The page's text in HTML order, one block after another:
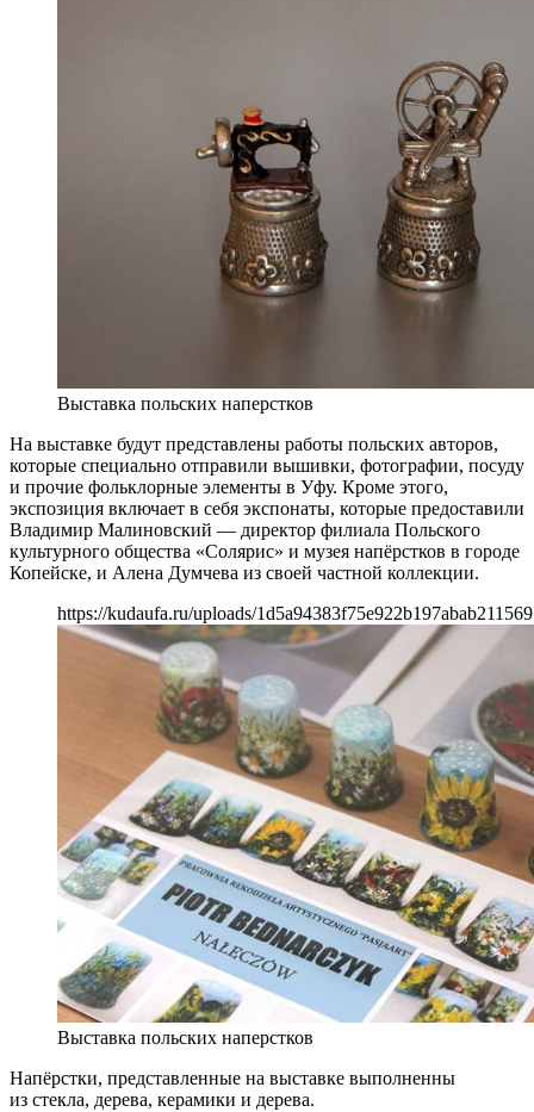
Выставка польских наперстков
На выставке будут представлены работы польских авторов,
которые специально отправили вышивки, фотографии, посуду
и прочие фольклорные элементы в Уфу. Кроме этого,
экспозиция включает в себя экспонаты, которые предоставили
Владимир Малиновский — директор филиала Польского
культурного общества «Солярис» и музея напёрстков в городе
Копейске, и Алена Думчева из своей частной коллекции.
https://kudaufa.ru/uploads/
Выставка польских наперстков
Напёрстки, представленные на выставке выполненны
из стекла, дерева, керамики и дерева.